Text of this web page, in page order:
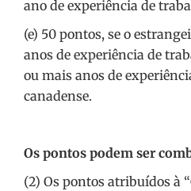
ano de experiência de
(e) 50 pontos, se o
anos de experiência de
ou mais anos de
canadense.
Os pontos podem ser
(2) Os pontos atribuídos à